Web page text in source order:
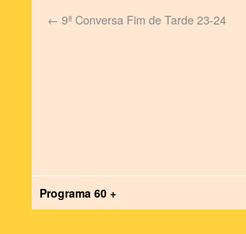
← 9ª Conversa Fim de Tarde 23-24
Programa 60 +